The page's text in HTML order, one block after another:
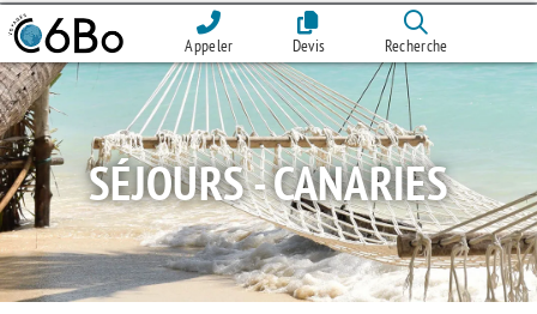
Appeler Devis Recherche
SÉJOURS - CANARIES